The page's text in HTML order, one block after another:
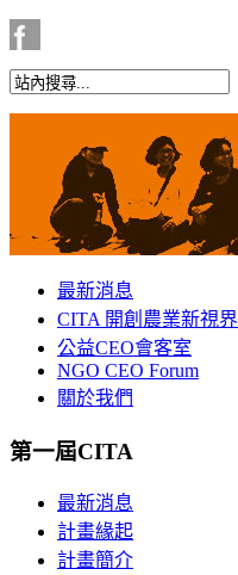
最新消息
CITA 開創農業新視界
公益CEO會客室
NGO CEO Forum
關於我們
第一屆CITA
最新消息
計畫緣起
計畫簡介